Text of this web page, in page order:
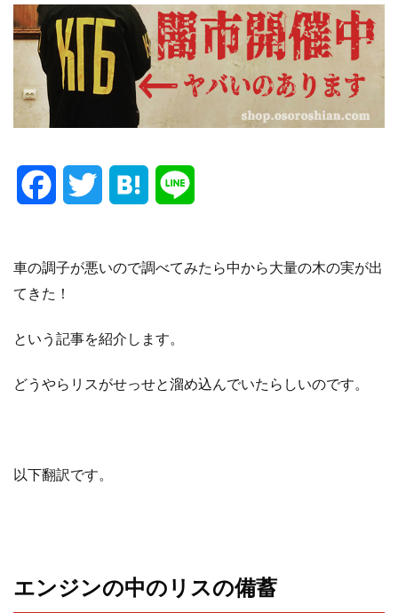
c
e
b
o
t
e
t
n
a
n
車の調子が悪いので調べてみたら中から大量の木の実が出
てきた！
という記事を紹介します。
どうやらリスがせっせと溜め込んでいたらしいのです。
以下翻訳です。
エンジンの中のリスの備蓄